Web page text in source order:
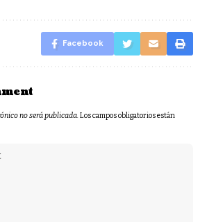
Facebook
no será publicada.Los campos obligatorios están